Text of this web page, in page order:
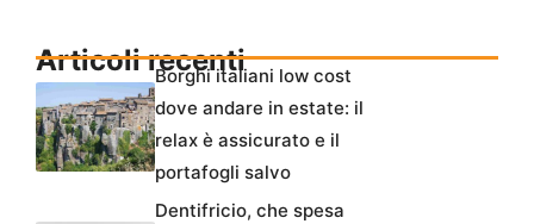
Articoli recentiBorghi italiani low cost
dove andare in estate: il
relax è assicurato e il
portafogli salvo
Dentifricio, che spesa